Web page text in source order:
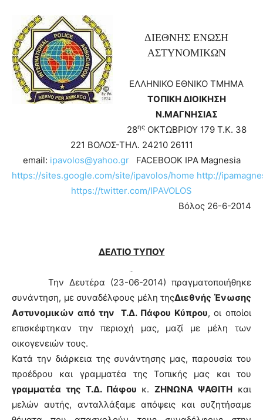
ΔΙΕΘΝΗΣ ΕΝΩΣΗ
ΑΣΤΥΝΟΜΙΚΩΝ
ΕΛΛΗΝΙΚΟ ΕΘΝΙΚΟ ΤΜΗΜΑ
ΤΟΠΙΚΗ ΔΙΟΙΚΗΣΗ
Ν.ΜΑΓΝΗΣΙΑΣ
28ηςΟΚΤΩΒΡΙΟΥ 179 Τ.Κ. 38
221 ΒΟΛΟΣ-ΤΗΛ. 24210 26111
email: ipavolos@yahoo.grFACEBOOK IPA Magnesia
https://sites.google.com/site/ipavolos/home http://
https://twitter.com/IPAVOLOS
Βόλος 26-6-2014
ΔΕΛΤΙΟ ΤΥΠΟΥ
Την Δευτέρα (23-06-2014) πραγματοποιήθηκε
συνάντηση, με συναδέλφους μέλη τηςΔιεθνής Ένωσης
Αστυνομικών από την Τ.Δ. Πάφου Κύπρου, οι οποίοι
επισκέφτηκαν την περιοχή μας, μαζί με μέλη των
οικογενειών τους.
Κατά την διάρκεια της συνάντησης μας, παρουσία του
προέδρου και γραμματέα της Τοπικής μας και του
γραμματέα της Τ.Δ. Πάφου κ.ΖΗΝΩΝΑ ΨΑΘΙΤΗ και
μελών αυτής, ανταλλάξαμε απόψεις και συζητήσαμε